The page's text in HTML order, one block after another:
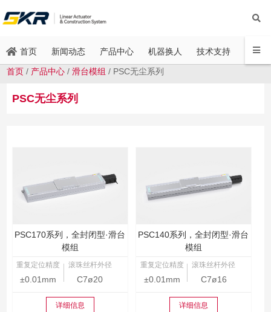
首页 新闻动态 产品中心 机器换人 技术支持 联系
首页 / 产品中心 /滑台模组 / PSC无尘系列
PSC无尘系列
PSC170系列，全封闭型·滑台
模组
重复定位精度
±0.01mm
滚珠丝杆外径
C7ø20
详细信息
PSC140系列，全封闭型·滑台
模组
重复定位精度
±0.01mm
滚珠丝杆外径
C7ø16
详细信息